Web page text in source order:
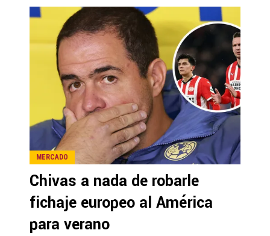
MERCADO
Chivas a nada de robarle
fichaje europeo al América
para verano